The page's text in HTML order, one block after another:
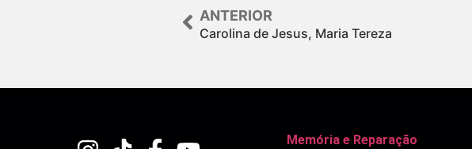
ANTERIOR
Carolina de Jesus, Maria Tereza
Memória e Reparação